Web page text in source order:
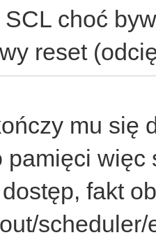
choć
reset
mu się
pamięci więc
fakt